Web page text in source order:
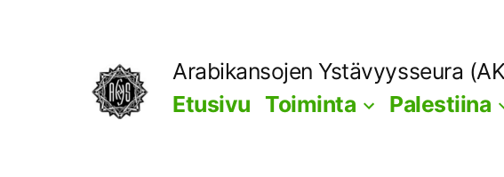
Arabikansojen Ystävyysseura
Etusivu Toiminta Palestiina